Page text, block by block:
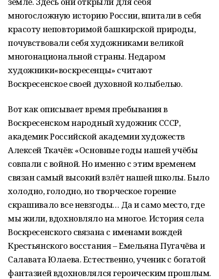
многосложную историю России, впитали в себя
красоту неповторимой башкирской природы,
почувствовали себя художниками великой
многонациональной страны. Недаром
художники«воскресенцы» считают
Воскресенское своей духовной колыбелью.
Вот как описывает время пребывания в
Воскресенском народный художник СССР,
академик Российской академии художеств
Алексей Ткачёв: «Основные годы нашей учёбы
совпали с войной. Но именно с этим временем
связан самый высокий взлёт нашей школы. Было
холодно, голодно, но творческое горение
скрашивало все невзгоды… Да и само место, где
мы жили, вдохновляло на многое. История села
Воскресенского связана с именами вождей
Крестьянского восстания – Емельяна Пугачёва и
Салавата Юлаева. Естественно, ученик с богатой
фантазией вдохновлялся героическим прошлым.